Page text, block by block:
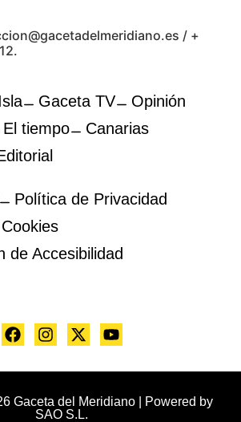
/ +
Gaceta TV
Opinión
El tiempo
Canarias
Política de Privacidad
de Accesibilidad
Gaceta del Meridiano | Powered by
SAO S.L.